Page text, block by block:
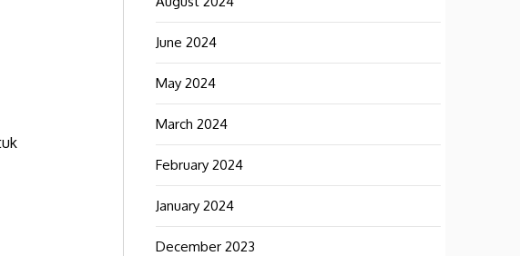
June 2024
May 2024
March 2024
February 2024
January 2024
December 2023